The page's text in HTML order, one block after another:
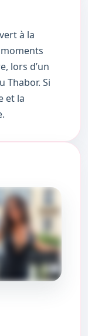
à la
lors d’un
Thabor. Si
et la